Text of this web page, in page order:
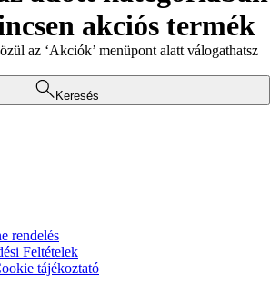
akciós termék
az ‘Akciók’ menüpont alatt válogathatsz
Keresés
rendelés
Feltételek
tájékoztató